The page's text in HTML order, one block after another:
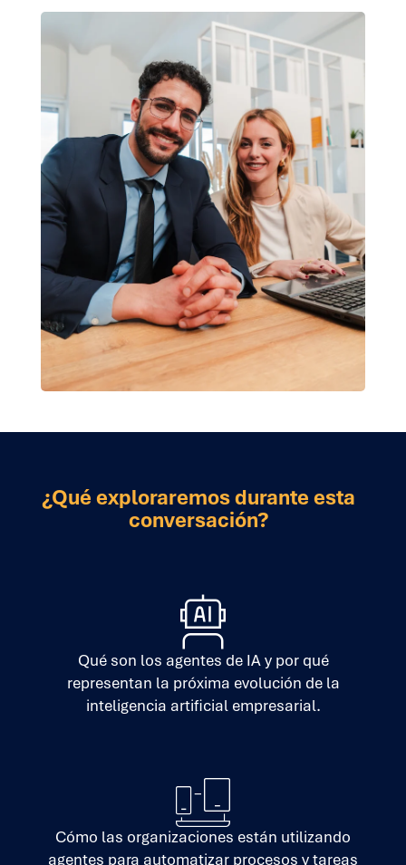
¿Qué exploraremos durante esta
conversación?
Qué son los agentes de IA y por qué
representan la próxima evolución de la
inteligencia artificial empresarial.
Cómo las organizaciones están utilizando
agentes para automatizar procesos y tareas